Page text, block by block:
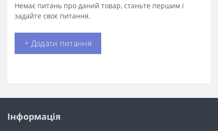
Немає питань про даний товар, станьте першим і
задайте своє питання.
+ Додати питання
Інформація